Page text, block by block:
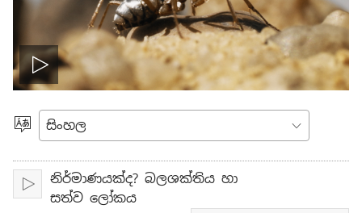
ප්ලේ
කැමති
භාෂාව
Play
නිර්මාණයක්ද? බලශක්තිය හා
සත්ව ලෝකය